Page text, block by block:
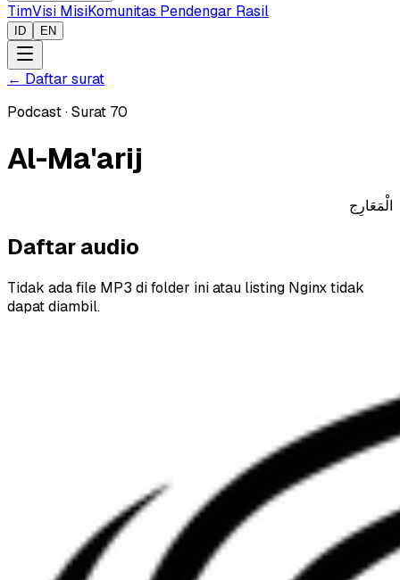
TimVisi MisiKomunitas Pendengar Rasil
ID EN
← Daftar surat
Podcast·Surat 70
Al-Ma'arij
الْمَعَارِج
Daftar audio
Tidak ada file MP3 di folder ini atau listing Nginx tidak
dapat diambil.